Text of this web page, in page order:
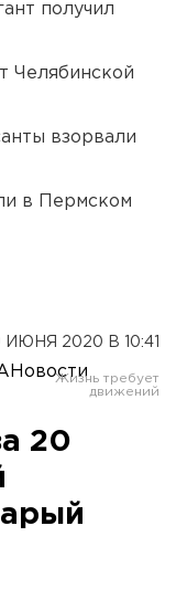
получил
Челябинской
взорвали
в Пермском
ИЮНЯ 2020 В 10:41
20